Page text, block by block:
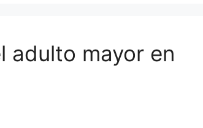
adulto mayor en